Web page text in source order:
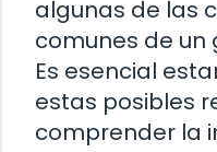
algunas de las
comunes de un
Es esencial
estas posibles
comprender la